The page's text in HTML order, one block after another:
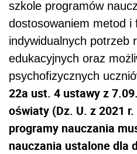
szkole programów
dostosowaniem metod i
indywidualnych potrzeb
edukacyjnych oraz
psychofizycznych
22a ust. 4 ustawy z
oświaty (Dz. U. z 2021
programy nauczania
nauczania ustalone dla